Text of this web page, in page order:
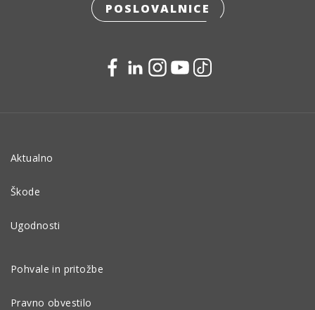
POSLOVALNICE
Aktualno
Škode
Ugodnosti
Pohvale in pritožbe
Pravno obvestilo